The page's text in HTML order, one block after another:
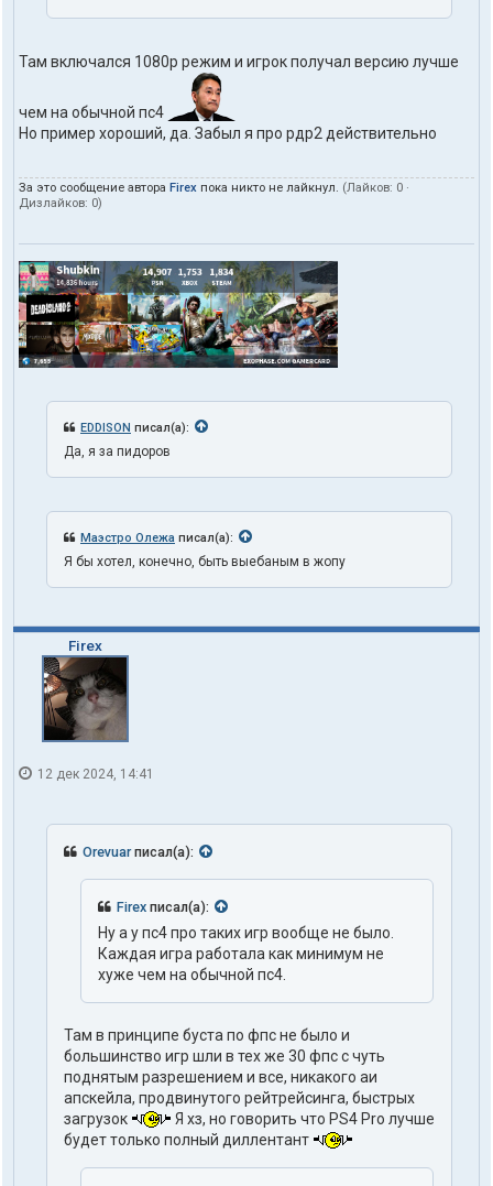
Там включался 1080р режим и игрок получал версию лучше
чем на обычной пс4
Но пример хороший, да. Забыл я про рдр2 действительно
За это сообщение автора Firex пока никто не лайкнул. (Лайков: 0 ·
Дизлайков: 0)
EDDISON писал(а):
Да, я за пидоров
Маэстро Олежа писал(а):
Я бы хотел, конечно, быть выебаным в жопу
Firex
12 дек 2024, 14:41
Orevuarписал(а):
Firex писал(а):
Ну а у пс4 про таких игр вообще не было.
Каждая игра работала как минимум не
хуже чем на обычной пс4.
Там в принципе буста по фпс не было и
большинство игр шли в тех же 30 фпс с чуть
поднятым разрешением и все, никакого аи
апскейла, продвинутого рейтрейсинга, быстрых
загрузок
Я хз, но говорить что PS4 Pro лучше
будет только полный диллентант